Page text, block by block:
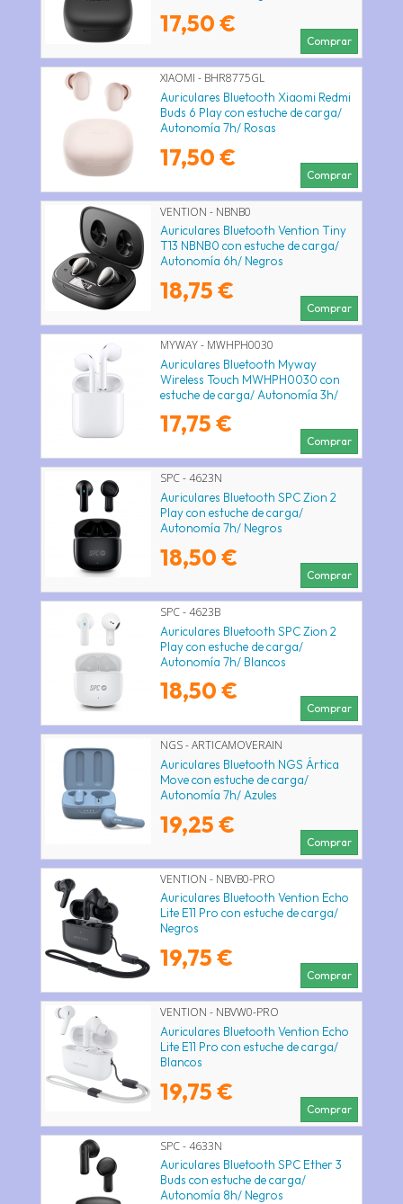
17,50 €
Comprar
XIAOMI - BHR8775GL
Auriculares Bluetooth Xiaomi Redmi
Buds 6 Play con estuche de carga/
Autonomía 7h/ Rosas
17,50 €
Comprar
VENTION - NBNB0
Auriculares Bluetooth Vention Tiny
T13 NBNB0 con estuche de carga/
Autonomía 6h/ Negros
18,75 €
Comprar
MYWAY - MWHPH0030
Auriculares Bluetooth Myway
Wireless Touch MWHPH0030 con
estuche de carga/ Autonomía 3h/
17,75 €
Comprar
SPC - 4623N
Auriculares Bluetooth SPC Zion 2
Play con estuche de carga/
Autonomía 7h/ Negros
18,50 €
Comprar
SPC - 4623B
Auriculares Bluetooth SPC Zion 2
Play con estuche de carga/
Autonomía 7h/ Blancos
18,50 €
Comprar
NGS - ARTICAMOVERAIN
Auriculares Bluetooth NGS Ártica
Move con estuche de carga/
Autonomía 7h/ Azules
19,25 €
Comprar
VENTION - NBVB0-PRO
Auriculares Bluetooth Vention Echo
Lite E11 Pro con estuche de carga/
Negros
19,75 €
Comprar
VENTION - NBVW0-PRO
Auriculares Bluetooth Vention Echo
Lite E11 Pro con estuche de carga/
Blancos
19,75 €
Comprar
SPC - 4633N
Auriculares Bluetooth SPC Ether 3
Buds con estuche de carga/
Autonomía 8h/ Negros